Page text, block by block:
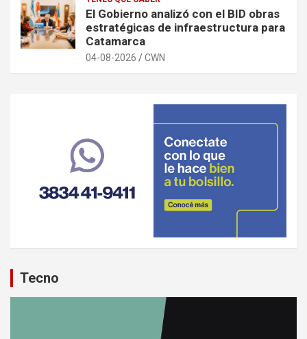
El Gobierno analizó con el BID obras
estratégicas de infraestructura para
Catamarca
04-08-2026 CWN
Tecno